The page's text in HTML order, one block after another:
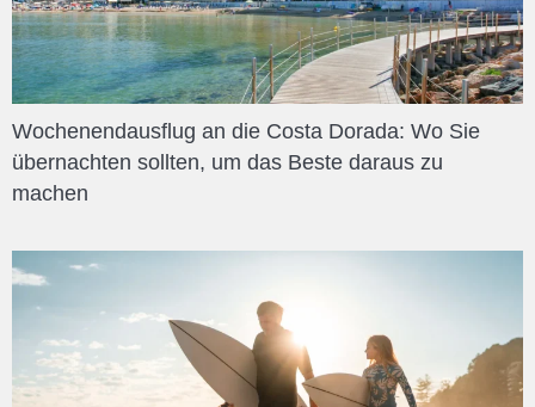
Wochenendausflug an die Costa Dorada: Wo Sie
übernachten sollten, um das Beste daraus zu
machen